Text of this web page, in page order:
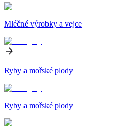
Mléčné výrobky a vejce
Ryby a mořské plody
Ryby a mořské plody